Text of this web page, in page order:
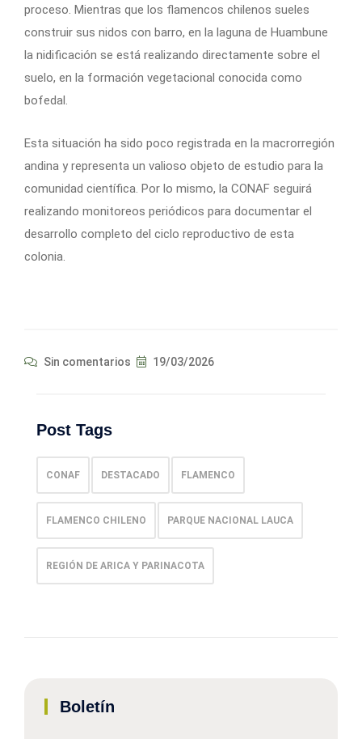
proceso. Mientras que los flamencos chilenos sueles
construir sus nidos con barro, en la laguna de Huambune
la nidificación se está realizando directamente sobre el
suelo, en la formación vegetacional conocida como
bofedal.
Esta situación ha sido poco registrada en la macrorregión
andina y representa un valioso objeto de estudio para la
comunidad científica. Por lo mismo, la CONAF seguirá
realizando monitoreos periódicos para documentar el
desarrollo completo del ciclo reproductivo de esta
colonia.
Sin comentarios 19/03/2026
Post Tags
CONAF DESTACADO FLAMENCO
FLAMENCO CHILENO PARQUE NACIONAL LAUCA
REGIÓN DE ARICA Y PARINACOTA
Boletín